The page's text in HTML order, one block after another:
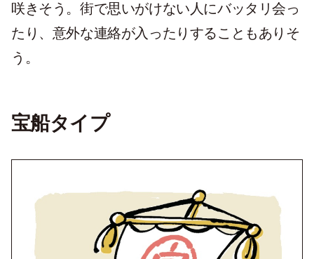
咲きそう。街で思いがけない人にバッタリ会っ
たり、意外な連絡が入ったりすることもありそ
う。
宝船タイプ